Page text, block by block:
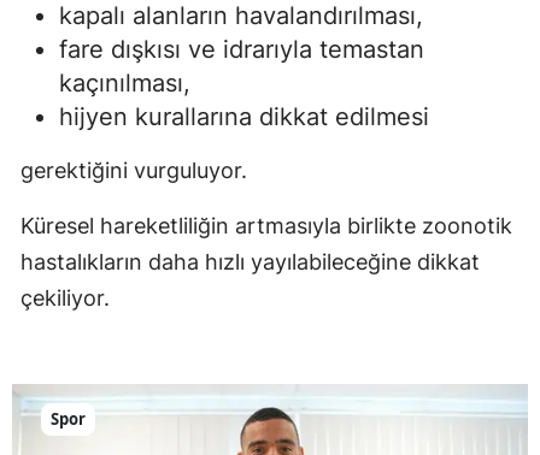
kapalı alanların havalandırılması,
fare dışkısı ve idrarıyla temastan
kaçınılması,
hijyen kurallarına dikkat edilmesi
gerektiğini vurguluyor.
Küresel hareketliliğin artmasıyla birlikte zoonotik
hastalıkların daha hızlı yayılabileceğine dikkat
çekiliyor.
Spor